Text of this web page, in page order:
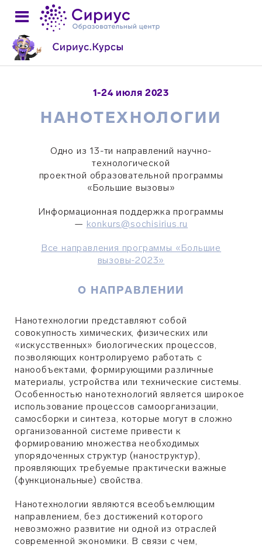
1-24 июля 2023
НАНОТЕХНОЛОГИИ
Одно из 13-ти направлений научно-
технологической
проектной образовательной программы
«Большие вызовы»
Информационная поддержка программы
— konkurs@sochisirius.ru
Все направления программы «Большие
вызовы-2023»
О НАПРАВЛЕНИИ
Нанотехнологии представляют собой
совокупность химических, физических или
«искусственных» биологических процессов,
позволяющих контролируемо работать с
нанообъектами, формирующими различные
материалы, устройства или технические системы.
Особенностью нанотехнологий является широкое
использование процессов самоорганизации,
самосборки и синтеза, которые могут в сложно
организованной системе привести к
формированию множества необходимых
упорядоченных структур (наноструктур),
проявляющих требуемые практически важные
(функциональные) свойства.
Нанотехнологии являются всеобъемлющим
направлением, без достижений которого
невозможно развитие ни одной из отраслей
современной экономики. В связи с чем,